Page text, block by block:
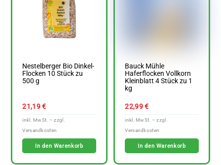
Nestelberger Bio Dinkel-
Flocken 10 Stück zu
500 g
21,19€
In den Warenkorb
Bauck Mühle
Haferflocken Vollkorn
Kleinblatt 4 Stück zu 1
kg
22,99€
In den Warenkorb